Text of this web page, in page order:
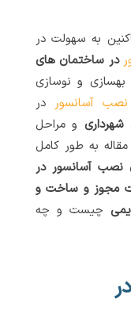
به سهولت در
در ساختمان های
و نوسازی
نصب آسانسور در
شهرداری و مراحل
به طور کامل
نصب آسانسور در
مجوز و ساخت و
چیست و چه